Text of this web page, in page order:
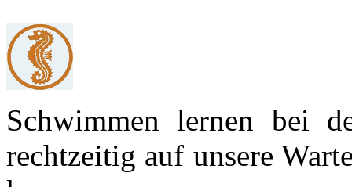
Schwimmen lernen bei
recht­zeitig auf unsere